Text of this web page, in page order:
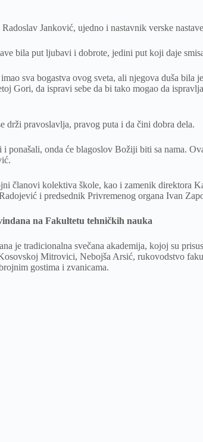
Janković, ujedno i nastavnik verske
bila put ljubavi i dobrote, jedini put koji daje
sva bogastva ovog sveta, ali njegova duša bila
Gori, da ispravi sebe da bi tako mogao da
drži pravoslavlja, pravog puta i da čini dobra dela.
ponašali, onda će blagoslov Božiji biti sa nama.
članovi kolektiva škole, kao i zamenik direktora
i predsednik Privremenog organa Ivan
na Fakultetu tehničkih nauka
je tradicionalna svečana akademija, kojoj su
Mitrovici, Nebojša Arsić, rukovodstvo
gostima i zvanicama.